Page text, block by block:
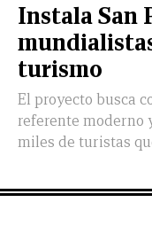
Instala San
turismo
El proyecto busca
referente moderno
miles de turistas